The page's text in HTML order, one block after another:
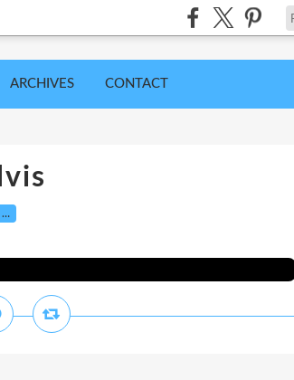
ARCHIVES CONTACT
…